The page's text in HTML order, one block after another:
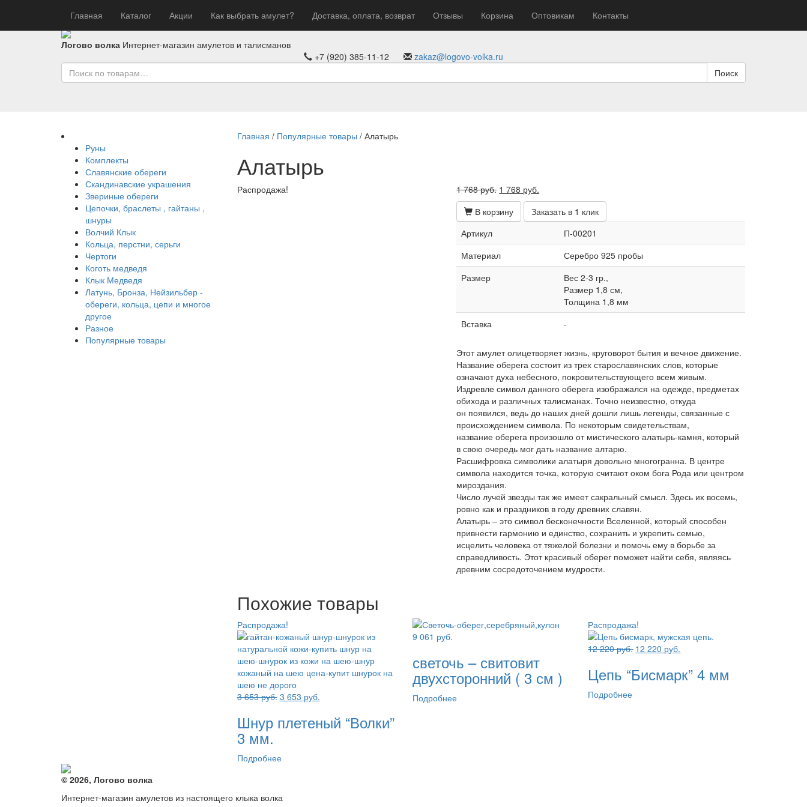
Главная Каталог Акции Как выбрать амулет? Доставка, оплата, возврат Отзывы Корзина Оптовикам Контакты
Логово волка Интернет-магазин амулетов и талисманов
+7 (920) 385-11-12
zakaz@logovo-volka.ru
Поиск
Руны
Комплекты
Славянские обереги
Скандинавские украшения
Звериные обереги
Цепочки, браслеты , гайтаны ,
шнуры
Волчий Клык
Кольца, перстни, серьги
Чертоги
Коготь медведя
Клык Медведя
Латунь, Бронза, Нейзильбер -
обереги, кольца, цепи и многое
другое
Разное
Популярные товары
Главная / Популярные товары / Алатырь
Алатырь
Распродажа! 1 768руб. Первоначальная
цена
составляла
1
1 768 руб.
цена:
1
768 руб..
В корзину
Заказать в 1 клик
Артикул
П-00201
Материал
Серебро 925 пробы
Размер
Вес 2-3 гр.,
Размер 1,8 см,
Толщина 1,8 мм
Вставка
-
Этот амулет олицетворяет жизнь, круговорот бытия и вечное движение.
Название оберега состоит из трех старославянских слов, которые
означают духа небесного, покровительствующего всем живым.
Издревле символ данного оберега изображался на одежде, предметах
обихода и различных талисманах. Точно неизвестно, откуда
он появился, ведь до наших дней дошли лишь легенды, связанные с
происхождением символа. По некоторым свидетельствам,
название оберега произошло от мистического алатырь-камня, который
в свою очередь мог дать название алтарю.
Расшифровка символики алатыря довольно многогранна. В центре
символа находится точка, которую считают оком бога Рода или центром
мироздания.
Число лучей звезды так же имеет сакральный смысл. Здесь их восемь,
ровно как и праздников в году древних славян.
Алатырь – это символ бесконечности Вселенной, который способен
привнести гармонию и единство, сохранить и укрепить семью,
исцелить человека от тяжелой болезни и помочь ему в борьбе за
справедливость. Этот красивый оберег поможет найти себя, являясь
древним сосредоточением мудрости.
Похожие товары
Распродажа!
3 653руб. Первоначальная
составляла
3
3 653 руб.Текущая
3
653 руб..
Шнур плетеный “Волки”
3 мм.
Подробнее
9 061 руб.
светочь – свитовит
двухсторонний ( 3 см )
Подробнее
Распродажа!
12 220руб. Первоначальная
составляла
12
12 220 руб.
12
220 руб..
Цепь “Бисмарк” 4 мм
Подробнее
© 2026, Логово волка
Интернет-магазин амулетов из настоящего клыка волка